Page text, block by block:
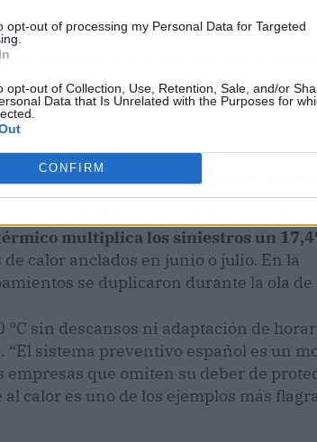
opt-out of processing my Personal Data for Targeted
opt-out of Collection, Use, Retention, Sale, and/or
Data that Is Unrelated with the Purposes for
CONFIRM
por cuenta propia
comunidades, Andalucía concentra
en jornada (40). Le siguen
que las empresas
la AEMET. Y los accidentes se
multiplica los siniestros un
calor anclados en junio o julio. En la
se duplicaron durante la ola de
sin descansos ni adaptación de
sistema preventivo español es un
que omiten su deber de
calor es uno de los ejemplos más